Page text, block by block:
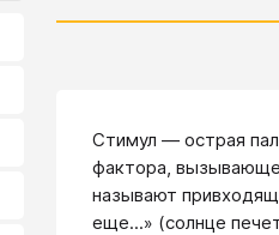
Cтимул — острая
фактора,
называют
еще...» (солнце